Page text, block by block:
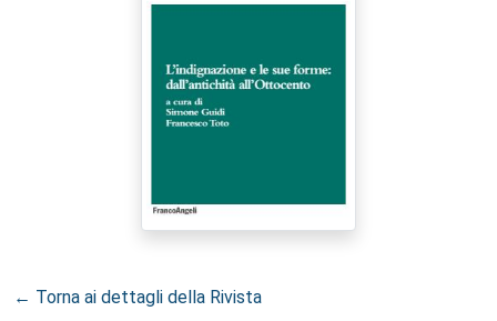
← Torna ai dettagli della Rivista